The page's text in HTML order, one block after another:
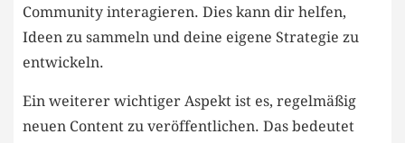
Community interagieren. Dies⁤ kann dir ‌helfen,
Ideen zu sammeln und deine ‌eigene Strategie zu
entwickeln.
Ein weiterer wichtiger Aspekt ist es, regelmäßig
neuen Content zu veröffentlichen. Das bedeutet